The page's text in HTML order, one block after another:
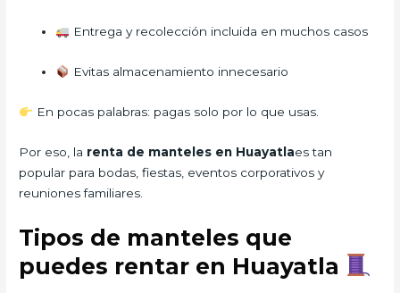
Entrega y recolección incluida en muchos casos
Evitas almacenamiento innecesario
En pocas palabras: pagas solo por lo que usas.
Por eso, la renta de manteles en Huayatlaes tan
popular para bodas, fiestas, eventos corporativos y
reuniones familiares.
Tipos de manteles que
puedes rentar en Huayatla